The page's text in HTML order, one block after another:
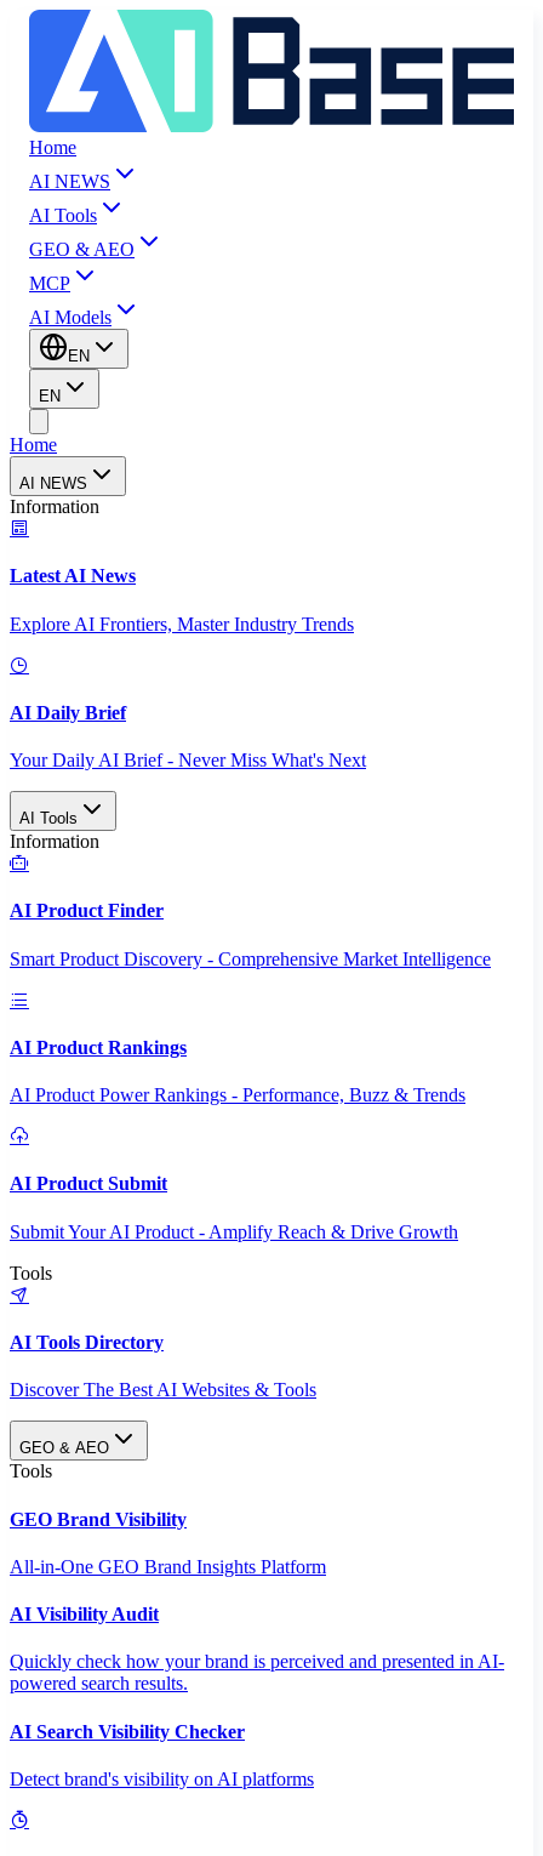
Home
AI NEWS
AI Tools
GEO & AEO
MCP
AI Models
EN
EN
Home
AI NEWS
Information
Latest AI News
Explore AI Frontiers, Master Industry Trends
AI Daily Brief
Your Daily AI Brief - Never Miss What's Next
AI Tools
Information
AI Product Finder
Smart Product Discovery - Comprehensive Market Intelligence
AI Product Rankings
AI Product Power Rankings - Performance, Buzz & Trends
AI Product Submit
Submit Your AI Product - Amplify Reach & Drive Growth
Tools
AI Tools Directory
Discover The Best AI Websites & Tools
GEO & AEO
Tools
GEO Brand Visibility
All-in-One GEO Brand Insights Platform
AI Visibility Audit
Quickly check how your brand is perceived and presented in AI-
powered search results.
AI Search Visibility Checker
Detect brand's visibility on AI platforms